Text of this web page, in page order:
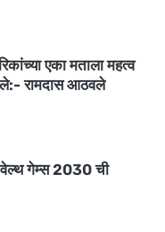
एका मताला महत्व
रामदास आठवले
गेम्स 2030 ची